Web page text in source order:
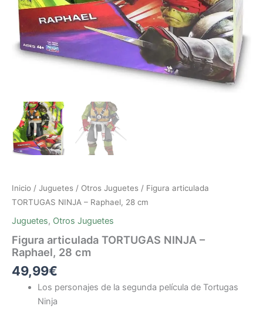
Inicio / Juguetes / Otros Juguetes / Figura articulada
TORTUGAS NINJA – Raphael, 28 cm
Juguetes, Otros Juguetes
Figura articulada TORTUGAS NINJA –
Raphael, 28 cm
49,99€
Los personajes de la segunda película de Tortugas
Ninja